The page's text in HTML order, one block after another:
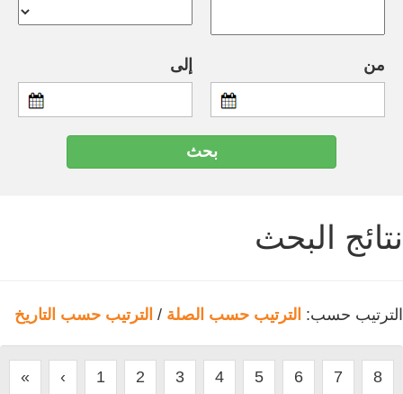
من إلى
نتائج البحث
الترتيب حسب: الترتيب حسب الصلة / الترتيب حسب التاريخ
« ‹ 1 2 3 4 5 6 7 8